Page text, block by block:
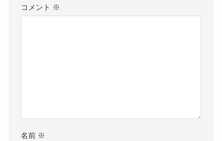
コメント ※
名前 ※